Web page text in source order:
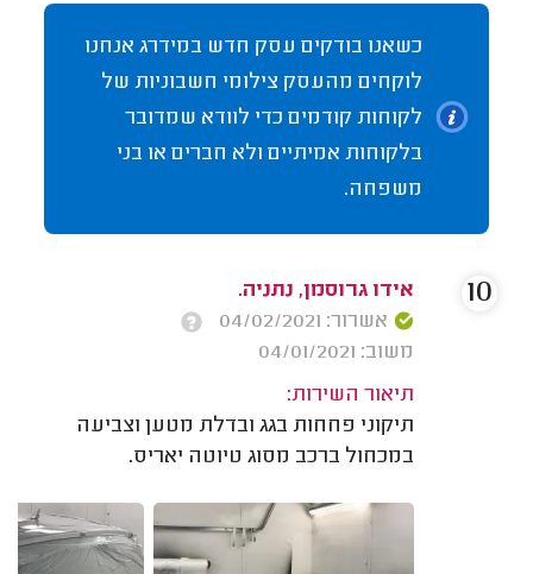
כשאנו בודקים עסק חדש במידרג אנחנו
לוקחים מהעסק צילומי חשבוניות של
לקוחות קודמים כדי לוודא שמדובר
בלקוחות אמיתיים ולא חברים או בני
משפחה.
אידו גרוסמן, נתניה.
אשרור: 04/02/2021
משוב: 04/01/2021
תיאור השירות:
תיקוני פחחות בגג ובדלת מטען וצביעה
במכחול ברכב מסוג טיוטה יאריס.
10